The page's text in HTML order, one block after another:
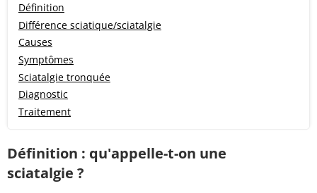
Définition
Différence sciatique/sciatalgie
Causes
Symptômes
Sciatalgie tronquée
Diagnostic
Traitement
Définition : qu'appelle-t-on une
sciatalgie ?